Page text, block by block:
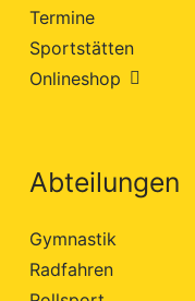
Termine
Sportstätten
Onlineshop
Abteilungen
Gymnastik
Radfahren